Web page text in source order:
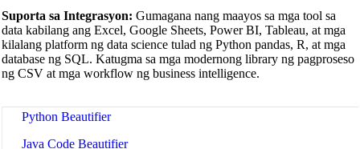
PostgreSQL SQL Beautifier
MongoDB Query Beautifier
Nginx Config Beautifier
Python Beautifier
Java Code Beautifier
Suporta sa Integrasyon: Gumagana nang maayos sa mga tool sa
data kabilang ang Excel, Google Sheets, Power BI, Tableau, at mga
kilalang platform ng data science tulad ng Python pandas, R, at mga
database ng SQL. Katugma sa mga modernong library ng pagproseso
ng CSV at mga workflow ng business intelligence.